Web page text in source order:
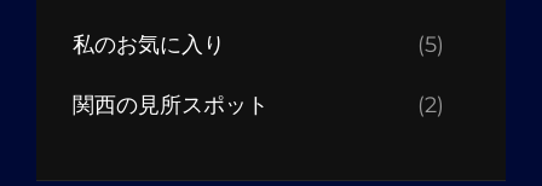
私のお気に入り (5)
関西の見所スポット (2)